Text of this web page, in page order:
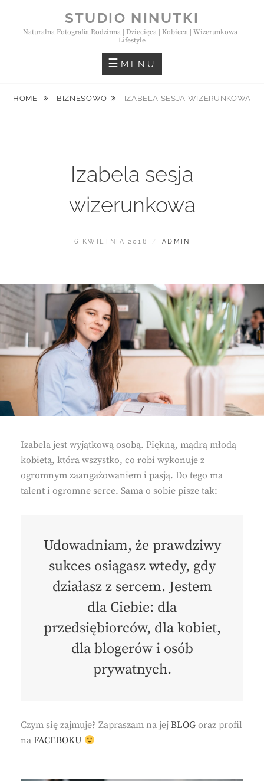
content
STUDIO NINUTKI
Naturalna Fotografia Rodzinna | Dziecięca | Kobieca | Wizerunkowa |
Lifestyle
MENU
HOME BIZNESOWO IZABELA SESJA WIZERUNKOWA
Izabela sesja
wizerunkowa
POSTED
6 KWIETNIA 2018 BY
ADMIN
Izabela jest wyjątkową osobą. Piękną, mądrą młodą
kobietą, która wszystko, co robi wykonuje z
ogromnym zaangażowaniem i pasją. Do tego ma
talent i ogromne serce. Sama o sobie pisze tak:
Udowadniam, że prawdziwy
sukces osiągasz wtedy, gdy
działasz z sercem. Jestem
dla Ciebie: dla
przedsiębiorców, dla kobiet,
dla blogerów i osób
prywatnych.
Czym się zajmuje? Zapraszam na jej BLOG oraz profil
na FACEBOKU